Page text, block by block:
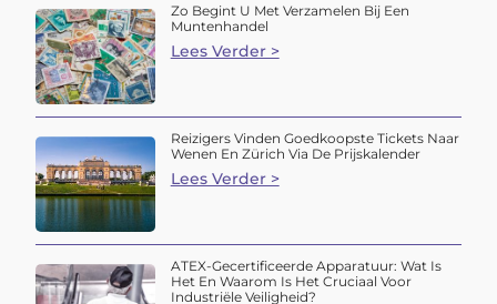
Zo Begint U Met Verzamelen Bij Een
Muntenhandel
Lees Verder >
Reizigers Vinden Goedkoopste Tickets Naar
Wenen En Zürich Via De Prijskalender
Lees Verder >
ATEX-Gecertificeerde Apparatuur: Wat Is
Het En Waarom Is Het Cruciaal Voor
Industriële Veiligheid?